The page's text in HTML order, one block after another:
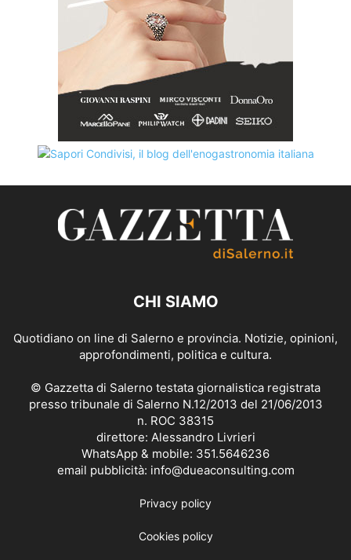
CHI SIAMO
Quotidiano on line di Salerno e provincia. Notizie, opinioni,
approfondimenti, politica e cultura.
© Gazzetta di Salerno testata giornalistica registrata
presso tribunale di Salerno N.12/2013 del 21/06/2013
n. ROC 38315
direttore: Alessandro Livrieri
WhatsApp & mobile: 351.5646236
email pubblicità: info@dueaconsulting.com
Privacy policy
Cookies policy